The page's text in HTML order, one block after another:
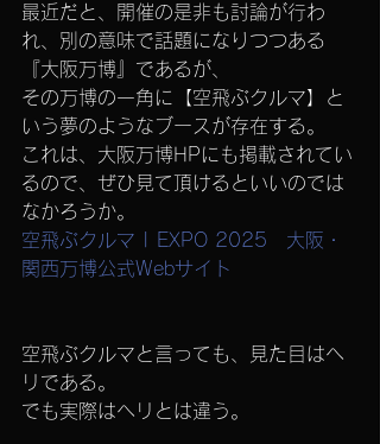
最近だと、開催の是非も討論が行わ
れ、別の意味で話題になりつつある
『大阪万博』であるが、
その万博の一角に【空飛ぶクルマ】と
いう夢のようなブースが存在する。
これは、大阪万博HPにも掲載されてい
るので、ぜひ見て頂けるといいのでは
なかろうか。
空飛ぶクルマ | EXPO 2025　大阪・
関西万博公式Webサイト
空飛ぶクルマと言っても、見た目はヘ
リである。
でも実際はヘリとは違う。